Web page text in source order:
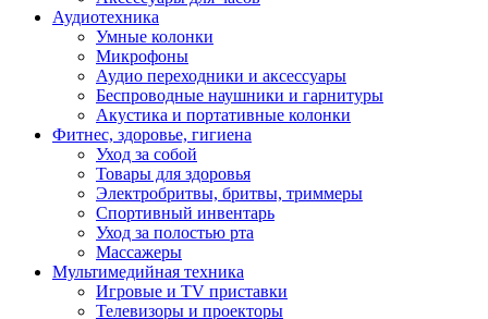
Аудиотехника
Умные колонки
Микрофоны
Аудио переходники и аксессуары
Беспроводные наушники и гарнитуры
Акустика и портативные колонки
Фитнес, здоровье, гигиена
Уход за собой
Товары для здоровья
Электробритвы, бритвы, триммеры
Спортивный инвентарь
Уход за полостью рта
Массажеры
Мультимедийная техника
Игровые и TV приставки
Телевизоры и проекторы